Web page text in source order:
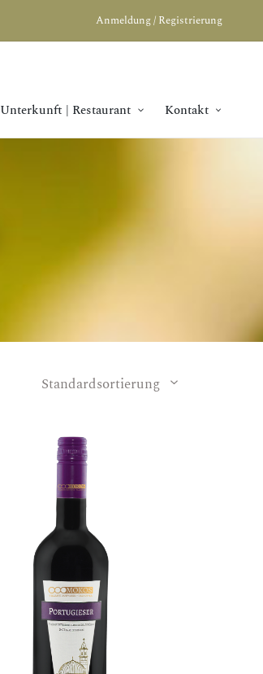
Anmeldung / Registrierung
Unterkunft | Restaurant Kontakt
Standardsortierung